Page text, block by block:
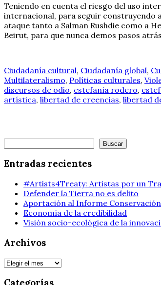
Teniendo en cuenta el riesgo del uso
internacional, para seguir construyendo
ataque tanto a Salman Rushdie como a
Beirut, para que nunca demos pasos
Ciudadanía cultural, Ciudadanía global,
Multilateralismo, Políticas culturales,
discursos de odio, estefanía rodero,
artística, libertad de creencias, libertad
Buscar
Entradas recientes
#Artists4Treaty: Artistas por un
Defender la Tierra no es delito
Aportación al Informe
Economía de la credibilidad
Visión socio-ecológica de la
Archivos
Archivos